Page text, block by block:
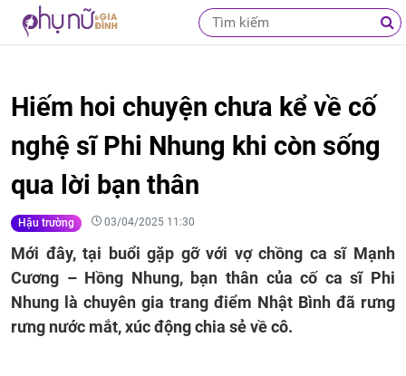
Hiếm hoi chuyện chưa kể về cố
nghệ sĩ Phi Nhung khi còn sống
qua lời bạn thân
Hậu trường 03/04/2025 11:30
Mới đây, tại buổi gặp gỡ với vợ chồng ca sĩ Mạnh
Cương – Hồng Nhung, bạn thân của cố ca sĩ Phi
Nhung là chuyên gia trang điểm Nhật Bình đã rưng
rưng nước mắt, xúc động chia sẻ về cô.